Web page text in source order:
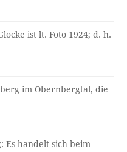
ist lt. Foto 1924; d. h.
im Obernbergtal, die
Es handelt sich beim